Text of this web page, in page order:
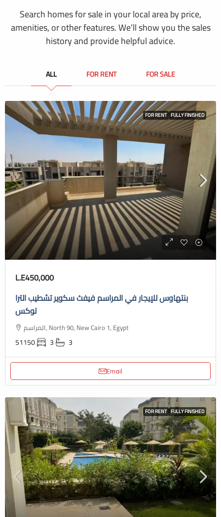
Search homes for sale in your local area by price,
amenities, or other features. We’ll show you the sales
history and provide helpful advice.
ALL FOR RENT FOR SALE
FOR RENT FULLY FINISHED
L.E450,000
بنتهاوس للإيجار في المراسم فيفث سكوير تشطيب الترا
لوكس
المراسم, North 90, New Cairo 1, Egypt
51150 3 3
Email
FOR RENT FULLY FINISHED